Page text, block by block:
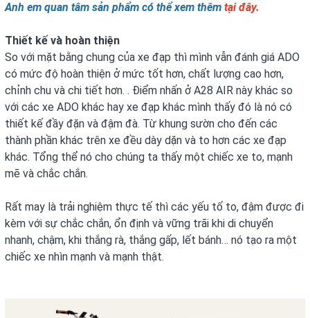
Anh em quan tâm sản phẩm có thể xem thêm tại đây.
Thiết kế và hoàn thiện
So với mặt bằng chung của xe đạp thì mình vẫn đánh giá ADO
có mức độ hoàn thiện ở mức tốt hơn, chất lượng cao hơn,
chỉnh chu và chi tiết hơn. . Điểm nhấn ở A28 AIR này khác so
với các xe ADO khác hay xe đạp khác mình thấy đó là nó có
thiết kế đầy đặn và đậm đà. Từ khung sườn cho đến các
thành phần khác trên xe đều dày dặn và to hơn các xe đạp
khác. Tổng thể nó cho chúng ta thấy một chiếc xe to, mạnh
mẽ và chắc chắn.
Rất may là trải nghiệm thực tế thì các yếu tố to, đậm được đi
kèm với sự chắc chắn, ổn định và vững trãi khi di chuyển
nhanh, chậm, khi thắng rà, thắng gấp, lết bánh… nó tạo ra một
chiếc xe nhìn mạnh và mạnh thật.